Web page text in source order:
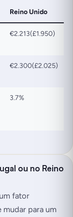
Reino Unido
€2.213(£1.950)
€2.300(£2.025)
3.7%
ou no Reino
fator
mudar para um